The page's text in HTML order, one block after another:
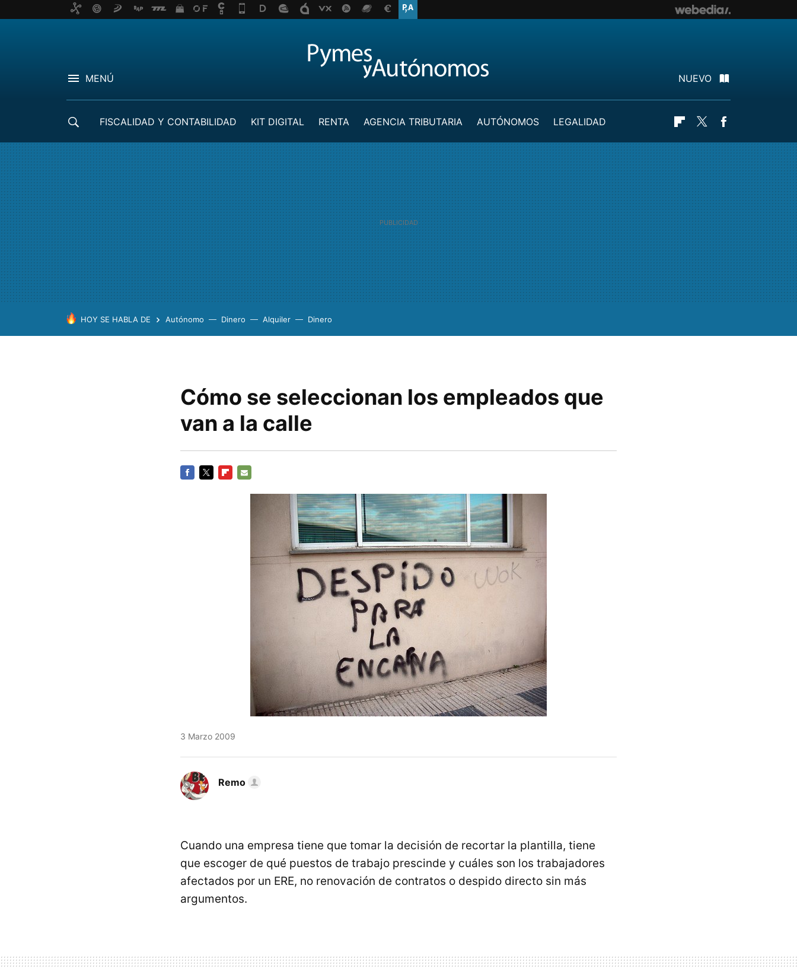
MENÚ NUEVO
FISCALIDAD Y CONTABILIDAD KIT DIGITAL RENTA AGENCIA TRIBUTARIA AUTÓNOMOS
LEGALIDAD
Flipboard
Twitter
HOY SE HABLA DE Autónomo Dinero Alquiler Dinero
Cómo se seleccionan los empleados que
van a la calle
3 Marzo 2009
Remo
Cuando una empresa tiene que tomar la decisión de recortar la plantilla, tiene
que escoger de qué puestos de trabajo prescinde y cuáles son los trabajadores
afectados por un ERE, no renovación de contratos o despido directo sin más
argumentos.